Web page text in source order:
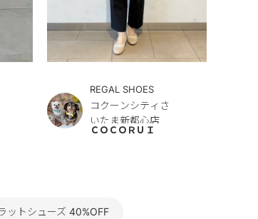
REGAL SHOES
コクーンシティさ
いたま新都心店
ＣＯＣＯＲＵＩ
ットシューズ 40%OFF